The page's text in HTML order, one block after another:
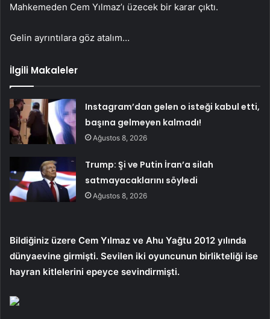
Mahkemeden Cem Yılmaz’ı üzecek bir karar çıktı.
Gelin ayrıntılara göz atalım…
İlgili Makaleler
Instagram’dan gelen o isteği kabul etti,
başına gelmeyen kalmadı!
Ağustos 8, 2026
Trump: Şi ve Putin İran’a silah
satmayacaklarını söyledi
Ağustos 8, 2026
Bildiğiniz üzere Cem Yılmaz ve Ahu Yağtu 2012 yılında
dünyaevine girmişti. Sevilen iki oyuncunun birlikteliği ise
hayran kitlelerini epeyce sevindirmişti.